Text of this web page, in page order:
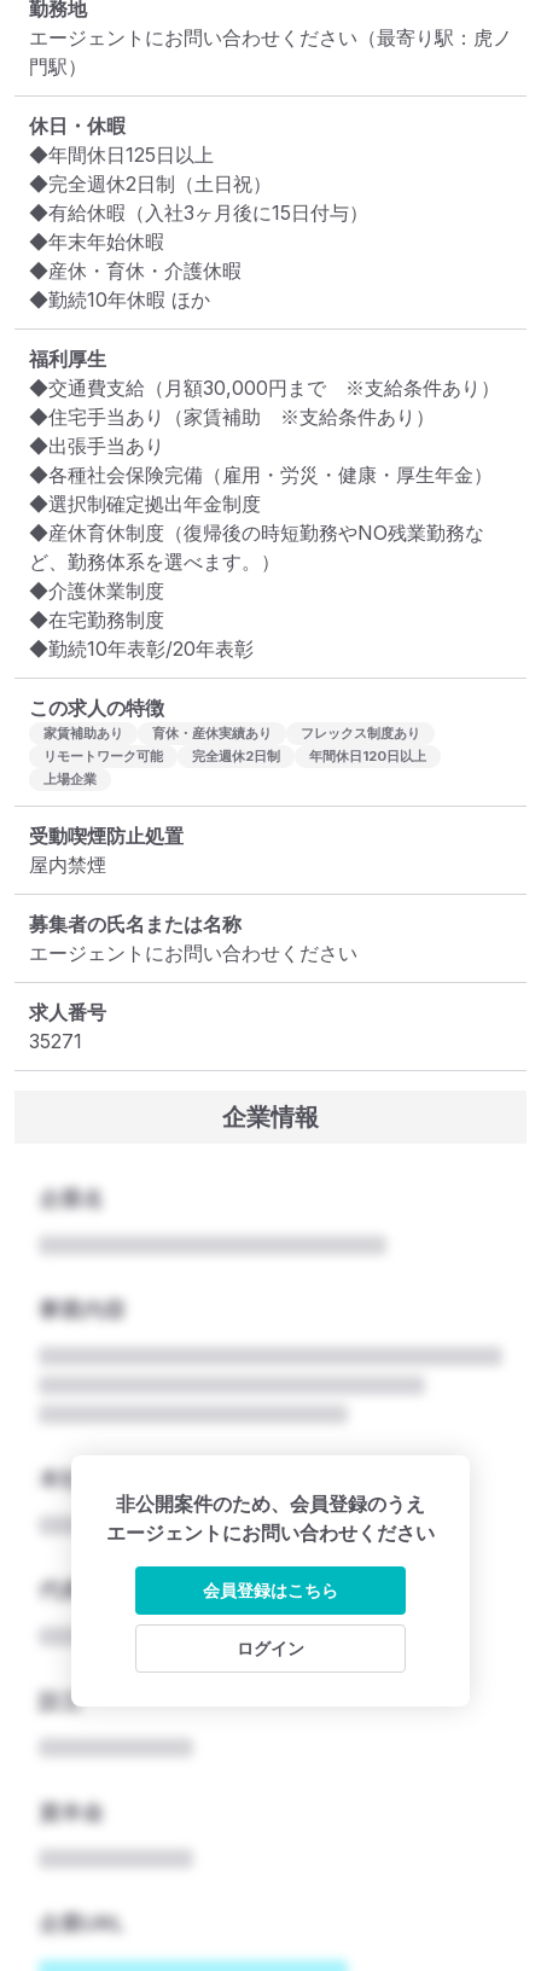
勤務地
エージェントにお問い合わせください （最寄り駅：虎ノ
門駅）
休日・休暇
◆年間休日125日以上
◆完全週休2日制（土日祝）
◆有給休暇（入社3ヶ月後に15日付与）
◆年末年始休暇
◆産休・育休・介護休暇
◆勤続10年休暇 ほか
福利厚生
◆交通費支給（月額30,000円まで　※支給条件あり）
◆住宅手当あり（家賃補助　※支給条件あり）
◆出張手当あり
◆各種社会保険完備（雇用・労災・健康・厚生年金）
◆選択制確定拠出年金制度
◆産休育休制度（復帰後の時短勤務やNO残業勤務な
ど、勤務体系を選べます。）
◆介護休業制度
◆在宅勤務制度
◆勤続10年表彰/20年表彰
この求人の特徴
家賃補助あり 育休・産休実績あり
フレックス制度あり
リモートワーク可能
完全週休2日制
年間休日120日以上
上場企業
受動喫煙防止処置
屋内禁煙
募集者の氏名または名称
エージェントにお問い合わせください
求人番号
35271
企業情報
企業名
事業内容
本社所在地名
代表者
設立
資本金
企業URL
非公開案件のため、会員登録のうえ
エージェントにお問い合わせください
会員登録はこちら
ログイン